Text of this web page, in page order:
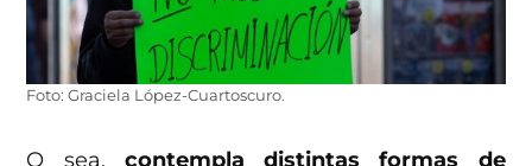
Foto: Graciela López-Cuartoscuro.
O sea, contempla distintas formas de